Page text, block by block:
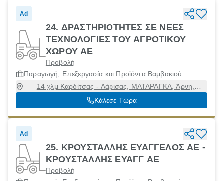
Ad
24. ΔΡΑΣΤΗΡΙΟΤΗΤΕΣ ΣΕ ΝΕΕΣ
ΤΕΧΝΟΛΟΓΙΕΣ ΤΟΥ ΑΓΡΟΤΙΚΟΥ
ΧΩΡΟΥ ΑΕ
Προβολή
Παραγωγή, Επεξεργασία και Προϊόντα Βαμβακιού
14 χλμ Καρδίτσας - Λάρισας, ΜΑΤΑΡΑΓΚΑ, Άρνη,
Καρδίτσα, 43300
Κάλεσε Τώρα
Ad
25. ΚΡΟΥΣΤΑΛΛΗΣ ΕΥΑΓΓΕΛΟΣ ΑΕ -
ΚΡΟΥΣΤΑΛΛΗΣ ΕΥΑΓΓ ΑΕ
Προβολή